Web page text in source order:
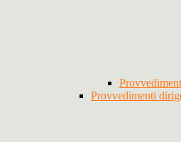
Provvedimenti